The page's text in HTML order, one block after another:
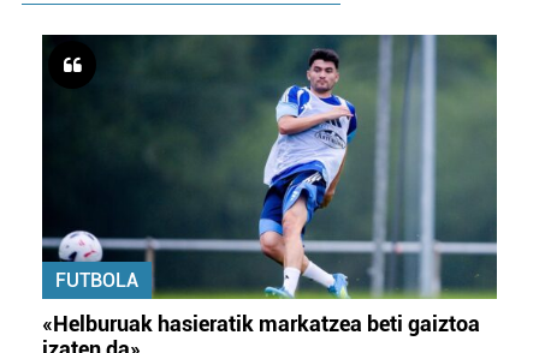
FUTBOLA
«Helburuak hasieratik markatzea beti gaiztoa